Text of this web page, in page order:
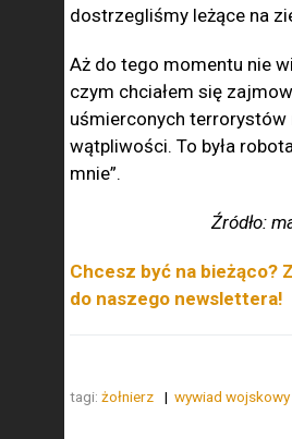
dostrzegliśmy leżące na
Aż do tego momentu nie
czym chciałem się
uśmierconych terrorystów
wątpliwości. To była
mnie”.
Źródło:
Chcesz być na bieżąco?
do naszego newslettera!
tagi: żołnierz wywiad wojskowy